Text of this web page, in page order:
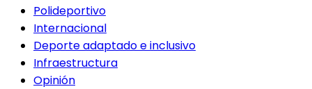
Polideportivo
Internacional
Deporte adaptado e inclusivo
Infraestructura
Opinión